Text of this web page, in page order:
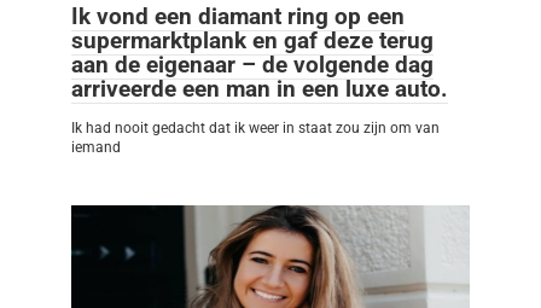
Ik vond een diamant ring op een
supermarktplank en gaf deze terug
aan de eigenaar – de volgende dag
arriveerde een man in een luxe auto.
Ik had nooit gedacht dat ik weer in staat zou zijn om van
iemand